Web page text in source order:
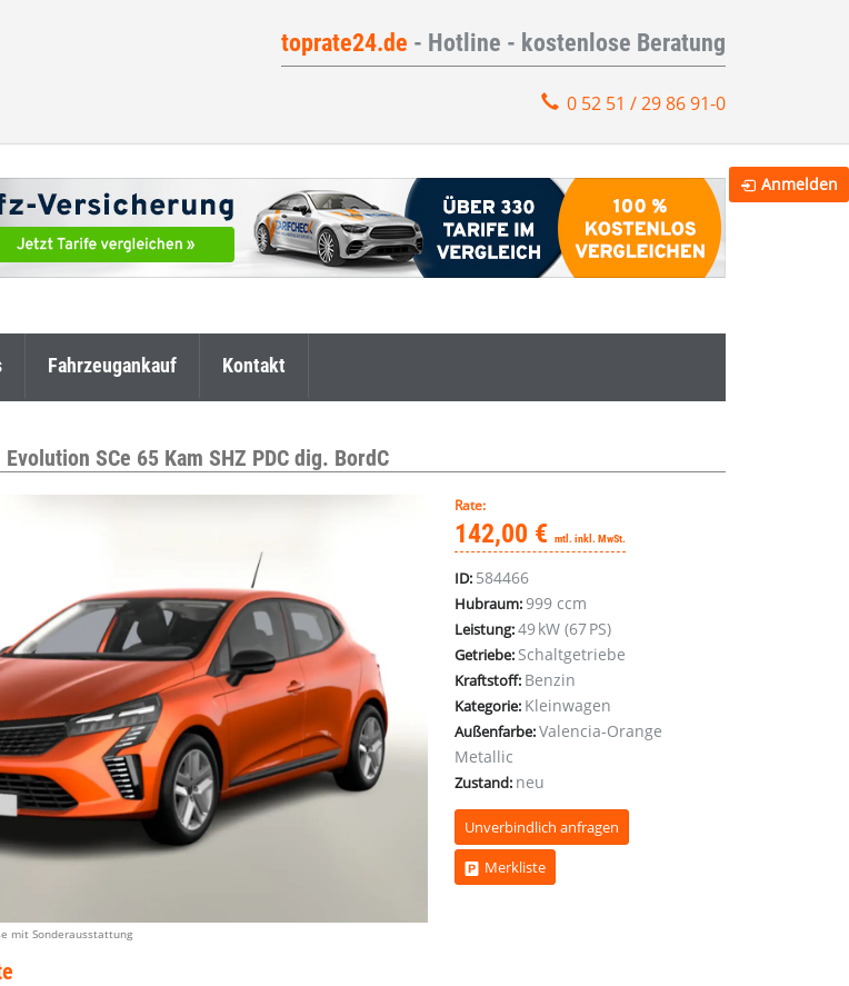
toprate24.de - Hotline - kostenlose Beratung
0 52 51 / 29 86 91-0
Fahrzeugankauf Kontakt
Evolution SCe 65 Kam SHZ PDC dig. BordC
mit Sonderausstattung
Rate:
142,00 € mtl. inkl. MwSt.
ID: 584466
Hubraum:999 ccm
Leistung:49 kW (67 PS)
Getriebe: Schaltgetriebe
Kraftstoff: Benzin
Kategorie: Kleinwagen
Außenfarbe:Valencia-Orange
Metallic
Zustand: neu
Unverbindlich anfragen
Merkliste
Anmelden